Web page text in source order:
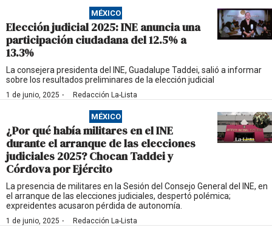
MÉXICO
Elección judicial 2025: INE anuncia una
participación ciudadana del 12.5% a
13.3%
La consejera presidenta del INE, Guadalupe Taddei, salió a informar
sobre los resultados preliminares de la elección judicial
1 de junio, 2025 · Redacción La-Lista
MÉXICO
¿Por qué había militares en el INE
durante el arranque de las elecciones
judiciales 2025? Chocan Taddei y
Córdova por Ejército
La presencia de militares en la Sesión del Consejo General del INE, en
el arranque de las elecciones judiciales, despertó polémica;
expreidentes acusaron pérdida de autonomía.
1 de junio, 2025 · Redacción La-Lista